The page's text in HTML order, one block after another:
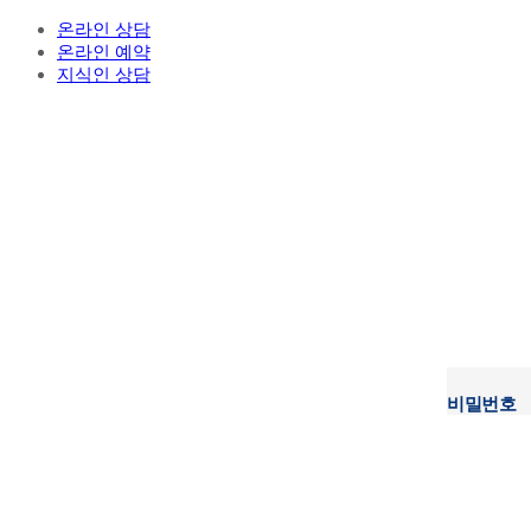
온라인 상담
온라인 예약
지식인 상담
비밀번호